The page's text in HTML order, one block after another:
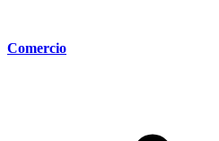
Comercio